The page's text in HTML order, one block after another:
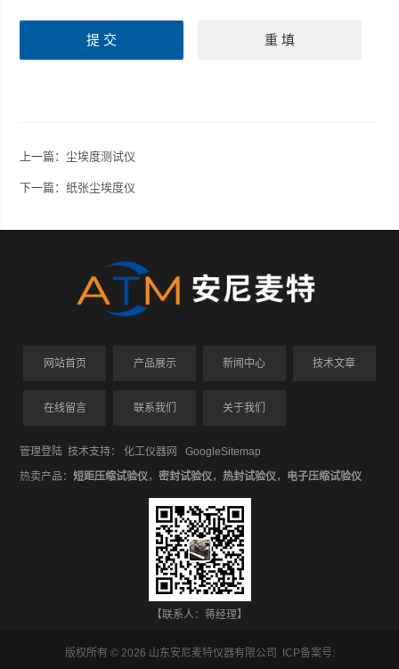
上一篇：尘埃度测试仪
下一篇：纸张尘埃度仪
网站首页 产品展示 新闻中心 技术文章
在线留言 联系我们 关于我们
管理登陆 技术支持：化工仪器网
GoogleSitemap
热卖产品：短距压缩试验仪，密封试验仪，热封试验仪， 电子压缩试验仪
【联系人：蒋经理】
版权所有 © 2026 山东安尼麦特仪器有限公司 ICP备案号: